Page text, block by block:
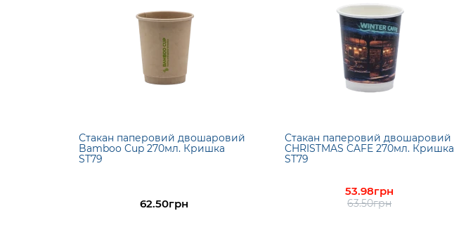
Стакан паперовий двошаровий
Bamboo Cup 270мл. Кришка
ST79
62.50грн
Стакан паперовий двошаровий
CHRISTMAS CAFE 270мл. Кришка
ST79
53.98грн
63.50грн